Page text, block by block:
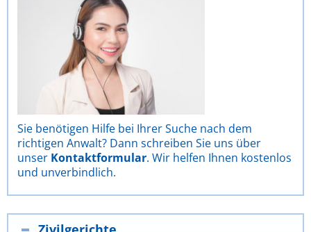
Sie benötigen Hilfe bei Ihrer Suche nach dem
richtigen Anwalt? Dann schreiben Sie uns über
unser Kontaktformular. Wir helfen Ihnen kostenlos
und unverbindlich.